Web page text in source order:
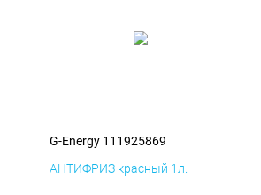
G-Energy 111925869
АНТИФРИЗ красный 1л.